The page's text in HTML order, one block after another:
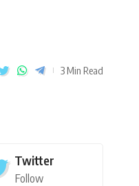
3 Min Read
Twitter
Follow